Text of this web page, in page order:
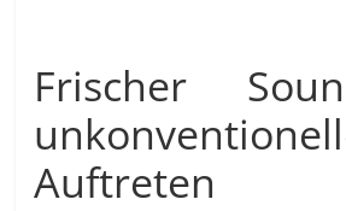
Frischer
Auftreten